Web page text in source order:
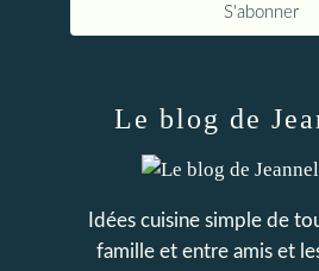
Le blog de
Idées cuisine simple de
famille et entre amis et